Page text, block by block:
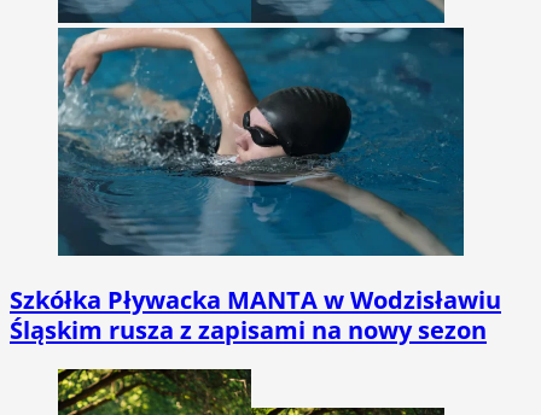
Szkółka Pływacka MANTA w Wodzisławiu
Śląskim rusza z zapisami na nowy sezon